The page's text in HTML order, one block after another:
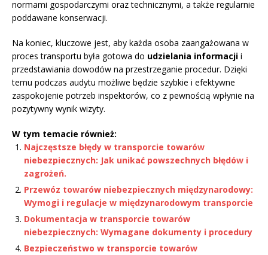
normami gospodarczymi oraz technicznymi, a także regularnie
poddawane konserwacji.
Na koniec, kluczowe jest, aby każda osoba zaangażowana w
proces transportu była gotowa do udzielania informacji i
przedstawiania dowodów na przestrzeganie procedur. Dzięki
temu podczas audytu możliwe będzie szybkie i efektywne
zaspokojenie potrzeb inspektorów, co z pewnością wpłynie na
pozytywny wynik wizyty.
W tym temacie również:
Najczęstsze błędy w transporcie towarów
niebezpiecznych: Jak unikać powszechnych błędów i
zagrożeń.
Przewóz towarów niebezpiecznych międzynarodowy:
Wymogi i regulacje w międzynarodowym transporcie
Dokumentacja w transporcie towarów
niebezpiecznych: Wymagane dokumenty i procedury
Bezpieczeństwo w transporcie towarów